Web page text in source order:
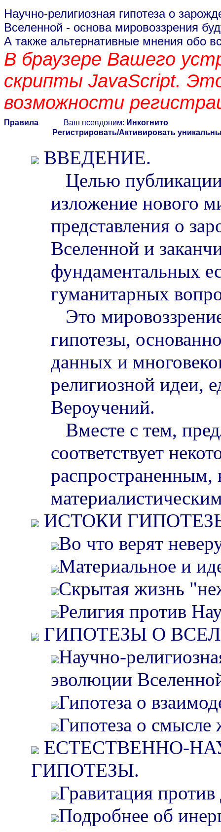
Научно-религиозная гипотеза о
Вселенной - основа мировоззрения
А также альтернативные мнения обо
В браузере Вашего
скрипты JavaScript.
возможности
Правила Ваш псевдоним: Инкогнито
Регистрировать/Активировать
ВВЕДЕНИЕ.
Целью публикации
изложение нового
представления о
Вселенной и
фундаментальных
гуманитарных
Это
гипотезы,
данных и
религиозной идеи,
Вероучений.
Вместе с тем,
соответствует
распространенным,
ИСТОКИ
Во что верят
Материальное и
Скрытая жизнь
Религия против
ГИПОТЕЗЫ О
Научно-
эволюции
Гипотеза о
Гипотеза о
ЕСТЕСТВЕННО-
ГИПОТЕЗЫ.
Гравитация
Подробнее об